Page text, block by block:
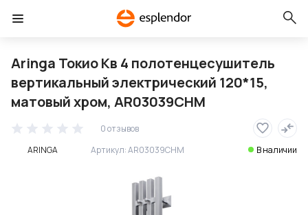
Aringa Токио Кв 4 полотенцесушитель
вертикальный электрический 120*15,
матовый хром, AR03039CHM
0 отзывов
ARINGA
Артикул:AR03039CHM В наличии